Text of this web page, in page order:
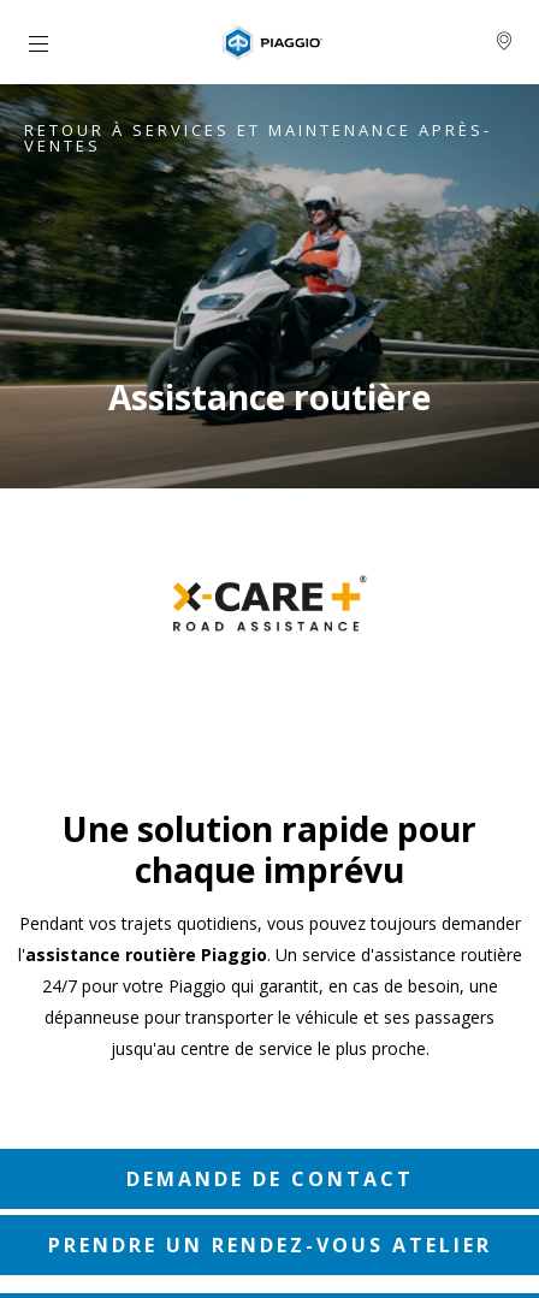
Aller au contenu principal
RETOUR À SERVICES ET MAINTENANCE APRÈS-
VENTES
Assistance routière
Une solution rapide pour
chaque imprévu
Pendant vos trajets quotidiens, vous pouvez toujours demander
l'assistance routière Piaggio. Un service d'assistance routière
24/7 pour votre Piaggio qui garantit, en cas de besoin, une
dépanneuse pour transporter le véhicule et ses passagers
jusqu'au centre de service le plus proche.
DEMANDE DE CONTACT
PRENDRE UN RENDEZ-VOUS ATELIER